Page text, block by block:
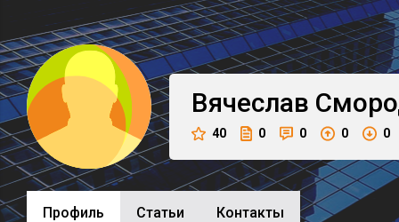
Вячеслав
40 0 0 0 0
Профиль Cтатьи Контакты